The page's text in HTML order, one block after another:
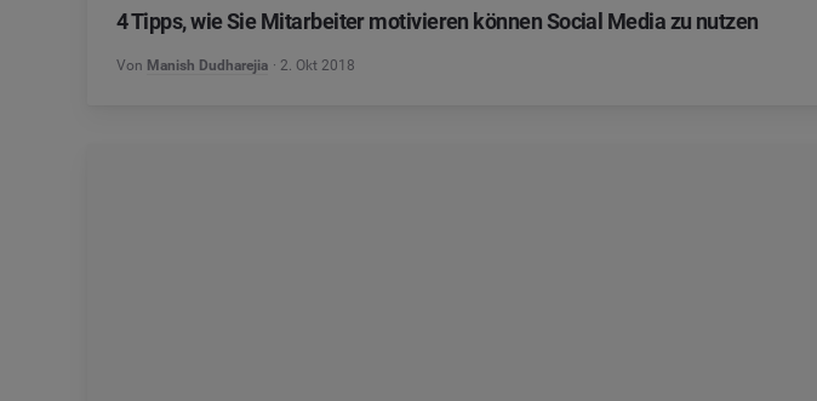
4 Tipps, wie Sie Mitarbeiter motivieren können Social Media zu nutzen
Von Manish Dudharejia 2. Okt 2018